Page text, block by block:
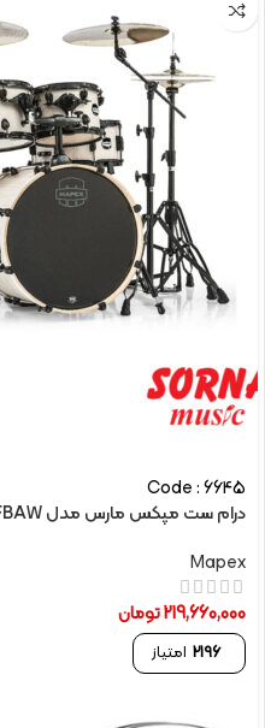
Code : 6645
درام ست مپکس مارس مدل MA529SFBAW
Mapex
219,660,000تومان
2196 امتیاز